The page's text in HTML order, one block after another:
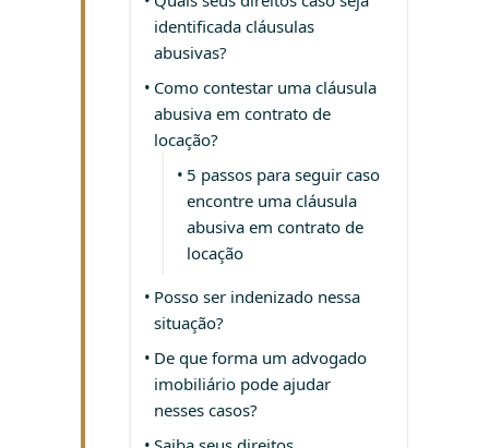
identificada cláusulas
abusivas?
Como contestar uma cláusula
abusiva em contrato de
locação?
5 passos para seguir caso
encontre uma cláusula
abusiva em contrato de
locação
Posso ser indenizado nessa
situação?
De que forma um advogado
imobiliário pode ajudar
nesses casos?